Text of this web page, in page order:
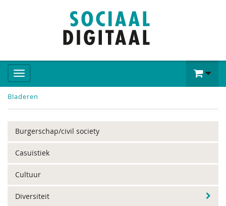
Bladeren
Burgerschap/civil society
Casuïstiek
Cultuur
Diversiteit